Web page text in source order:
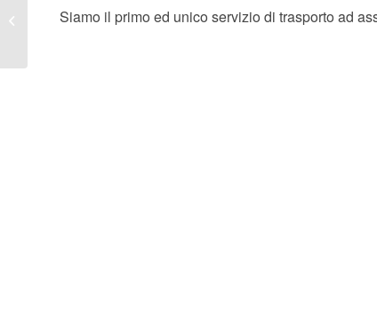
Siamo il primo ed unico servizio di trasporto ad
Trasporto Salma Attività di Trasporto